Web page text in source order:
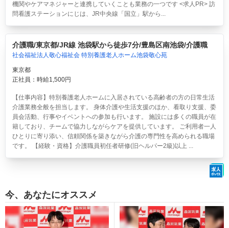
機関やケアマネジャーと連携していくことも業務の一つです <求人PR> 訪
問看護ステーションにじは、JR中央線「国立」駅から...
介護職/東京都/JR線 池袋駅から徒歩7分/豊島区南池袋/介護職
社会福祉法人敬心福祉会 特別養護老人ホーム池袋敬心苑
東京都
正社員：時給1,500円
【仕事内容】特別養護老人ホームに入居されている高齢者の方の日常生活
介護業務全般を担当します。 身体介護や生活支援のほか、看取り支援、委
員会活動、行事やイベントへの参加も行います。 施設には多くの職員が在
籍しており、チームで協力しながらケアを提供しています。 ご利用者一人
ひとりに寄り添い、信頼関係を築きながら介護の専門性を高められる職場
です。 【経験・資格】介護職員初任者研修(旧ヘルパー2級)以上 ...
今、あなたにオススメ